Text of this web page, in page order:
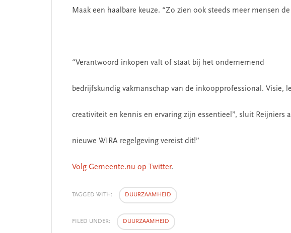
Maak een haalbare keuze. “Zo zien ook steeds meer mensen
“Verantwoord inkopen valt of staat bij het ondernemend
bedrijfskundig vakmanschap van de inkoopprofessional. Visie,
creativiteit en kennis en ervaring zijn essentieel”, sluit Reijniers
nieuwe WIRA regelgeving vereist dit!”
Volg Gemeente.nu op Twitter.
TAGGED WITH: DUURZAAMHEID
FILED UNDER: DUURZAAMHEID